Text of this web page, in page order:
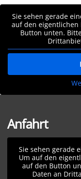
Sie sehen gerade
auf den eigentlichen
Button unten.
Anfahrt
Sie sehen gerade
Um auf den
auf den Button
Daten an